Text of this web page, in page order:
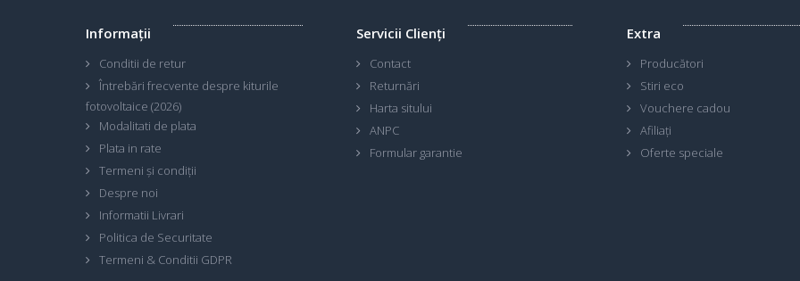
Informaţii
Conditii de retur
Întrebări frecvente despre kiturile
fotovoltaice (2026)
Modalitati de plata
Plata in rate
Termeni și condiții
Despre noi
Informatii Livrari
Politica de Securitate
Termeni & Conditii GDPR
Servicii Clienţi
Contact
Returnări
Harta sitului
ANPC
Formular garantie
Extra
Producători
Stiri eco
Vouchere cadou
Afiliaţi
Oferte speciale